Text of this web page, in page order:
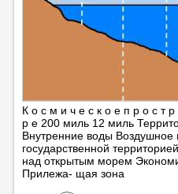
К о с м и ч е с к о е п р о с т
р е 200 миль 12 миль
Внутренние воды Воздушное
государственной
над открытым морем
Прилежа- щая зона